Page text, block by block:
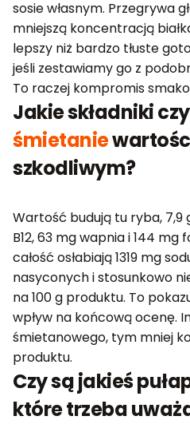
sosie własnym. Przegrywa
mniejszą koncentracją
lepszy niż bardzo tłuste
jeśli zestawiamy go z
To raczej kompromis
Jakie składniki
śmietanie
szkodliwym?
Wartość budują tu ryba, 7,9
B12, 63 mg wapnia i 144 mg
całość osłabiają 1319 mg
nasyconych i stosunkowo
na 100 g produktu. To
wpływ na końcową ocenę.
śmietanowego, tym mniej
produktu.
Czy są jakieś
które trzeba